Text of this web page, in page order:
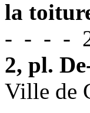
la
- - - - 2
2, pl.
Ville de